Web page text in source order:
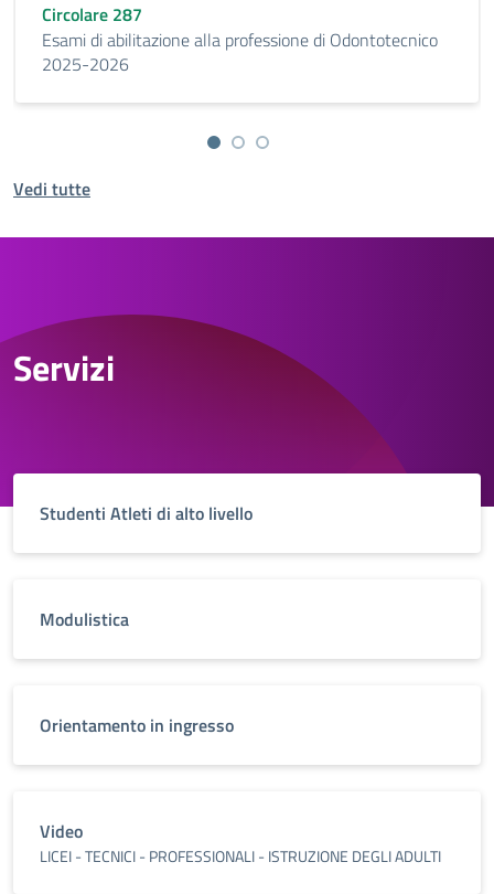
Circolare 287
Esami di abilitazione alla professione di Odontotecnico
2025-2026
Vedi tutte
Servizi
Studenti Atleti di alto livello
Modulistica
Orientamento in ingresso
Video
LICEI - TECNICI - PROFESSIONALI - ISTRUZIONE DEGLI ADULTI